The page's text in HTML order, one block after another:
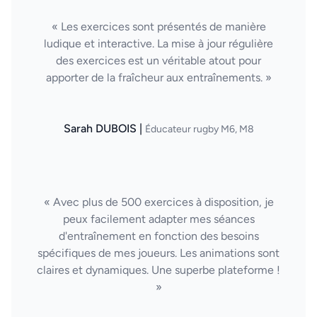
« Les exercices sont présentés de manière
ludique et interactive. La mise à jour régulière
des exercices est un véritable atout pour
apporter de la fraîcheur aux entraînements. »
Sarah DUBOIS | Éducateur rugby M6, M8
« Avec plus de 500 exercices à disposition, je
peux facilement adapter mes séances
d'entraînement en fonction des besoins
spécifiques de mes joueurs. Les animations sont
claires et dynamiques. Une superbe plateforme !
»